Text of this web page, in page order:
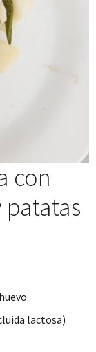
con
patatas
lactosa)